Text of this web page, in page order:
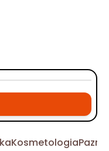
Kosmetologia